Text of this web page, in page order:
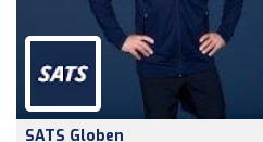
SATS Globen